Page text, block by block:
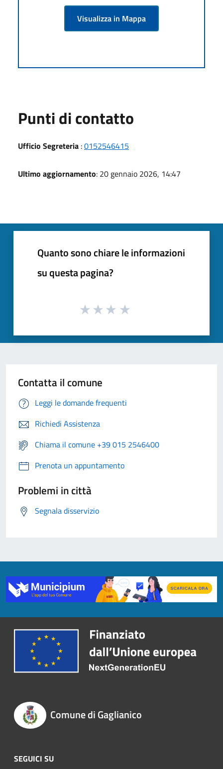
Visualizza in Mappa
Punti di contatto
Ufficio Segreteria :0152546415
Ultimo aggiornamento: 20 gennaio 2026, 14:47
Quanto sono chiare le informazioni
su questa pagina?
Contatta il comune
Leggi le domande frequenti
Richiedi Assistenza
Chiama il comune +39 015 2546400
Prenota un appuntamento
Problemi in città
Segnala disservizio
Comune di Gaglianico
SEGUICI SU